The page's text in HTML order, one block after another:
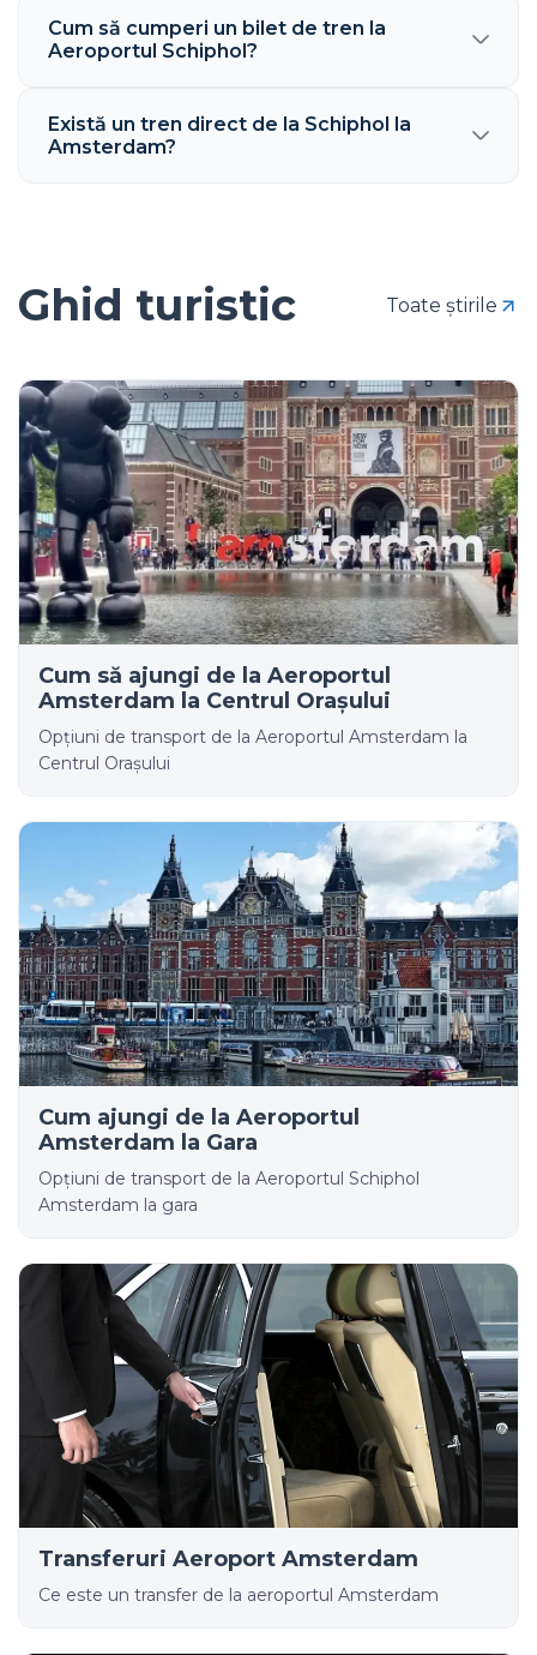
Cum să cumperi un bilet de tren la
Aeroportul Schiphol?
Există un tren direct de la Schiphol la
Amsterdam?
Ghid turistic Toate știrile
Cum să ajungi de la Aeroportul
Amsterdam la Centrul Orașului
Opțiuni de transport de la Aeroportul Amsterdam la
Centrul Orașului
Cum ajungi de la Aeroportul
Amsterdam la Gara
Opțiuni de transport de la Aeroportul Schiphol
Amsterdam la gara
Transferuri Aeroport Amsterdam
Ce este un transfer de la aeroportul Amsterdam